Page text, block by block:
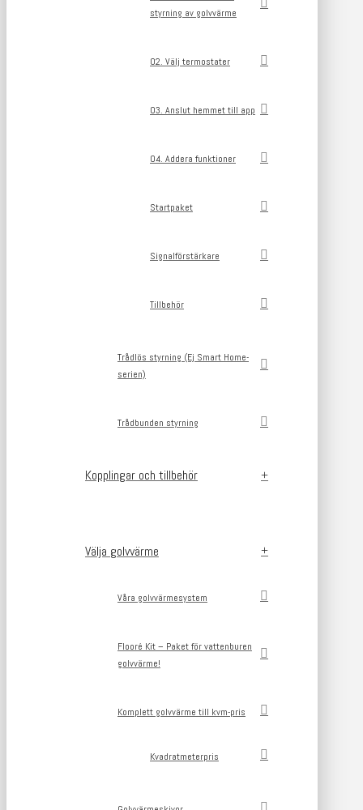
styrning av golvvärme
02. Välj termostater
03. Anslut hemmet till app
04. Addera funktioner
Startpaket
Signalförstärkare
Tillbehör
Trådlös styrning (Ej Smart Home-
serien)
Trådbunden styrning
Kopplingar och tillbehör
Välja golvvärme
Våra golvvärmesystem
Flooré Kit – Paket för vattenburen
golvvärme!
Komplett golvvärme till kvm-pris
Kvadratmeterpris